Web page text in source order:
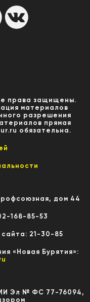
права защищены.
материалов
разрешения
прямая
обязательна.
дом 44
168-85-53
21-30-85
«Новая Бурятия»:
Эл № ФС 77-76094,